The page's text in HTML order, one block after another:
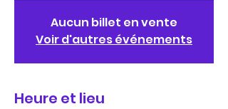
Aucun billet en vente
Voir d'autres événements
Heure et lieu